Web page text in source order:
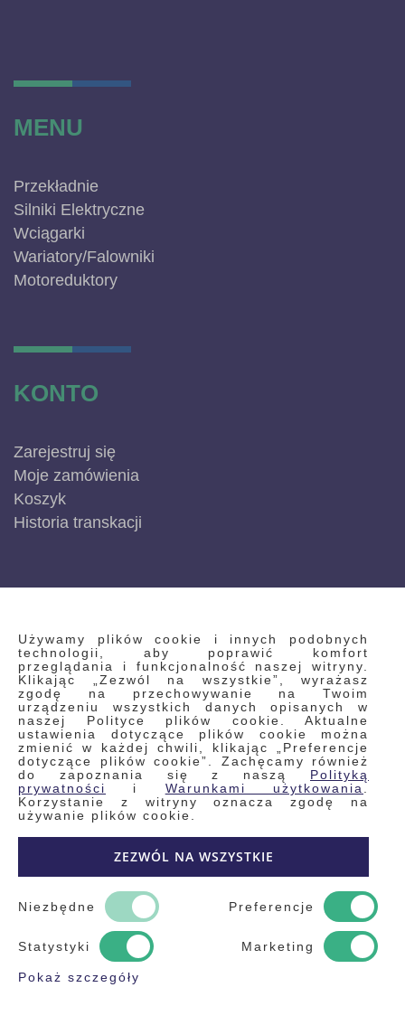
Używamy plików cookie i innych podobnych
technologii, aby poprawić komfort
przeglądania i funkcjonalność naszej witryny.
Klikając „Zezwól na wszystkie”, wyrażasz
zgodę na przechowywanie na Twoim
urządzeniu wszystkich danych opisanych w
naszej Polityce plików cookie. Aktualne
ustawienia dotyczące plików cookie można
zmienić w każdej chwili, klikając „Preferencje
dotyczące plików cookie”. Zachęcamy również
do zapoznania się z naszą Polityką
prywatności
i Warunkami użytkowania
Korzystanie z witryny oznacza zgodę na
używanie plików cookie.
ZEZWÓL NA WSZYSTKIE
Niezbędne Preferencje
Statystyki Marketing
Pokaż szczegóły
MENU
Przekładnie
Silniki Elektryczne
Wciągarki
Wariatory/Falowniki
Motoreduktory
KONTO
Zarejestruj się
Moje zamówienia
Koszyk
Historia transkacji
INFORMACJE
Regulamin
Polityka prywatności i pliki cookie
Wyszukiwane frazy
Wyszukiwanie zaawansowane
Zamówienia
Skontaktuj się z nami
Odstąp od umowy
Kontakt